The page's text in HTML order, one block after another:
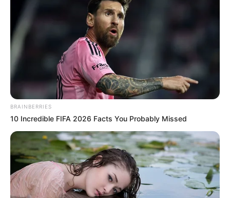
BRAINBERRIES
10 Incredible FIFA 2026 Facts You Probably Missed